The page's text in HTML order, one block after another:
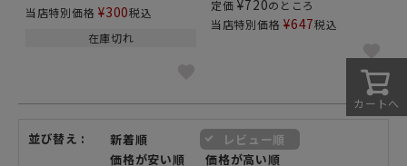
当店特別価格 ¥300税込
在庫切れ
定価 ¥720のところ
当店特別価格 ¥647税込
並び替え 新着順
レビュー順
価格が安い順
価格が高い順
カートへ